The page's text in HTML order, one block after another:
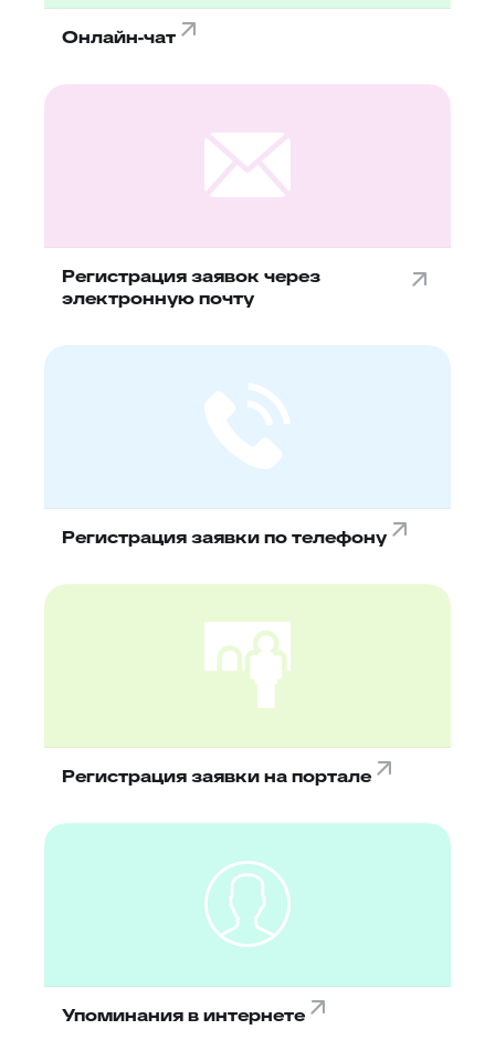
Онлайн-чат
Регистрация заявок через
электронную почту
Регистрация заявки по телефону
Регистрация заявки на портале
Упоминания в интернете